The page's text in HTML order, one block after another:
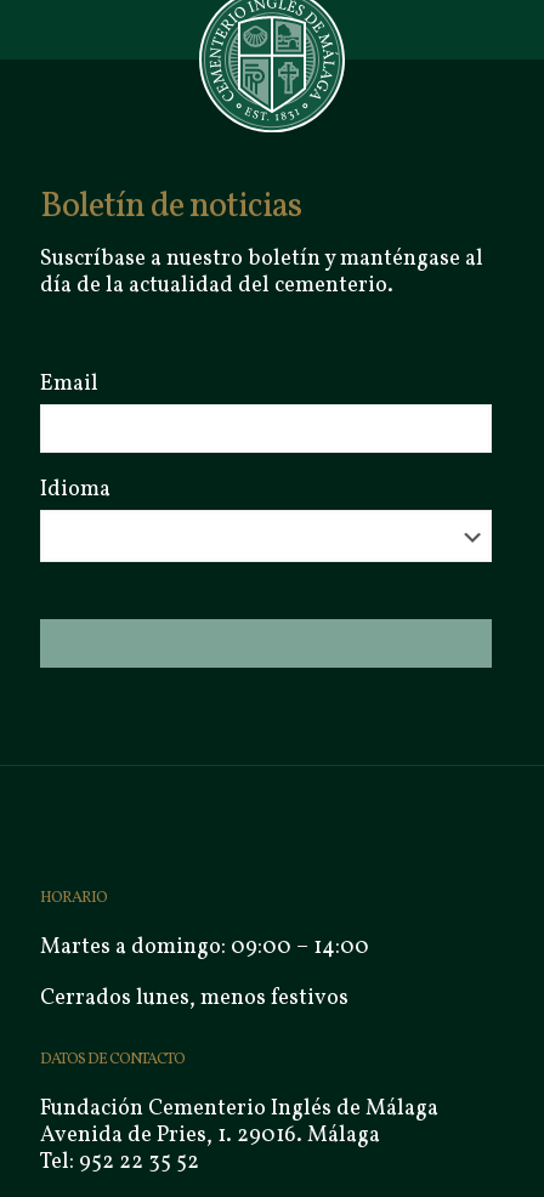
Boletín de noticias
Suscríbase a nuestro boletín y manténgase al
día de la actualidad del cementerio.
Email
Idioma
HORARIO
Martes a domingo: 09:00 – 14:00
Cerrados lunes, menos festivos
DATOS DE CONTACTO
Fundación Cementerio Inglés de Málaga
Avenida de Pries, 1. 29016. Málaga
Tel: 952 22 35 52